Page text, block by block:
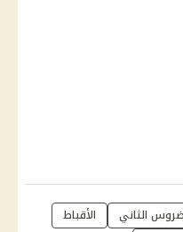
الثاني
الأقباط